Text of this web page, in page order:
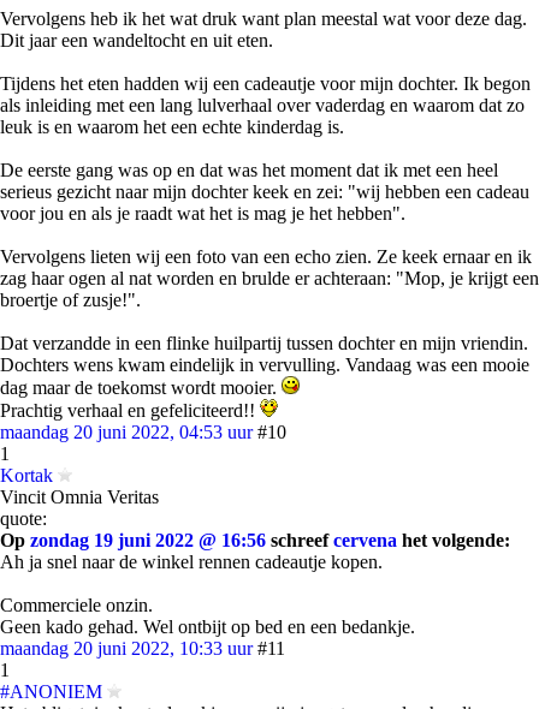
Vervolgens heb ik het wat druk want plan meestal wat voor deze dag.
Dit jaar een wandeltocht en uit eten.
Tijdens het eten hadden wij een cadeautje voor mijn dochter. Ik begon
als inleiding met een lang lulverhaal over vaderdag en waarom dat zo
leuk is en waarom het een echte kinderdag is.
De eerste gang was op en dat was het moment dat ik met een heel
serieus gezicht naar mijn dochter keek en zei: "wij hebben een cadeau
voor jou en als je raadt wat het is mag je het hebben".
Vervolgens lieten wij een foto van een echo zien. Ze keek ernaar en ik
zag haar ogen al nat worden en brulde er achteraan: "Mop, je krijgt een
broertje of zusje!".
Dat verzandde in een flinke huilpartij tussen dochter en mijn vriendin.
Dochters wens kwam eindelijk in vervulling. Vandaag was een mooie
dag maar de toekomst wordt mooier.
Prachtig verhaal en gefeliciteerd!!
maandag 20 juni 2022, 04:53 uur #10
1
Kortak
Vincit Omnia Veritas
quote:
Op zondag 19 juni 2022 @ 16:56 schreefcervena het volgende:
Ah ja snel naar de winkel rennen cadeautje kopen.
Commerciele onzin.
Geen kado gehad. Wel ontbijt op bed en een bedankje.
maandag 20 juni 2022, 10:33 uur #11
1
#ANONIEM